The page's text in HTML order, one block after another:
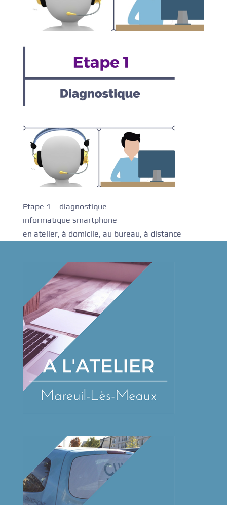
Etape 1 – diagnostique
informatique smartphone
en atelier, à domicile, au bureau, à distance